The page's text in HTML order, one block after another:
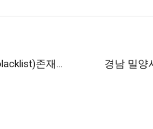
존재…
경남 밀양